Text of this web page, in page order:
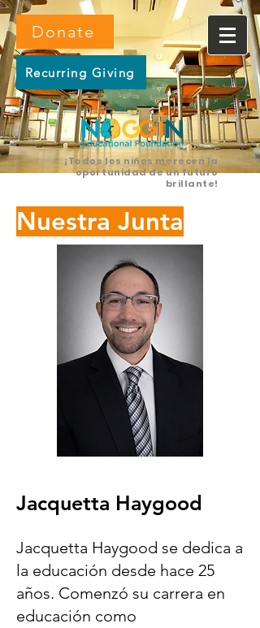
Donate
Recurring Giving
¡Todos los niños merecen la
oportunidad de un futuro
brillante!
Nuestra Junta
Jacquetta Haygood
Jacquetta Haygood se dedica a
la educación desde hace 25
años. Comenzó su carrera en
educación como